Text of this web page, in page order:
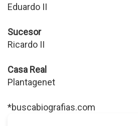
Eduardo II
Sucesor
Ricardo II
Casa Real
Plantagenet
*buscabiografias.com